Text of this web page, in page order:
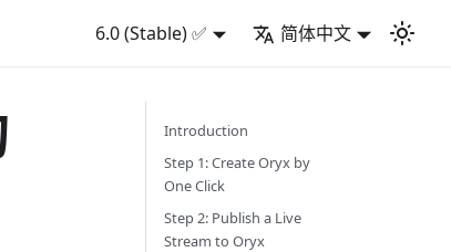
6.0 (Stable) ✅ 简体中文
Introduction
Step 1: Create Oryx by
One Click
Step 2: Publish a Live
Stream to Oryx